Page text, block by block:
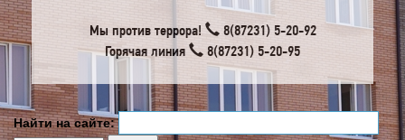
Мы против террора!
8(87231) 5-20-92
Горячая линия
8(87231) 5-20-95
Найти на сайте: